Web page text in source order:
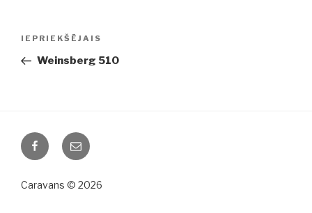
Ziņu
Iepriekšējā
ziņa:
IEPRIEKŠĒJAIS
Weinsberg 510
FacebookEmail
Caravans © 2026